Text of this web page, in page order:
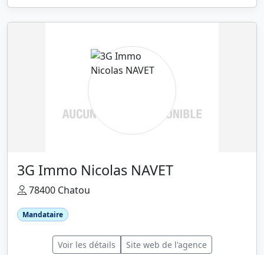
3G Immo Nicolas NAVET
78400 Chatou
Mandataire
Voir les détails Site web de l'agence